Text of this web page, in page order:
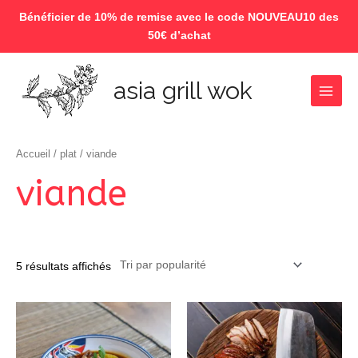
Bénéficier de 10% de remise avec le code NOUVEAU10 des
50€ d’achat
contenu
asia grill wok
Main
Accueil / plat / viande
viande
5 résultats affichés